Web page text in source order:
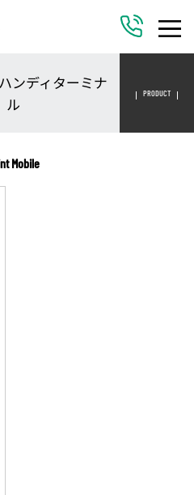
ンディターミナ
ル
PRODUCT
Mobile